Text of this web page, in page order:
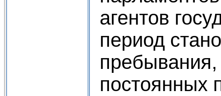
агентов
период
пребывания,
постоянных